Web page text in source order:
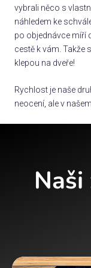
vybrali něco s
náhledem ke
po objednávce míří
cestě k vám. Takže
klepou na dveře!
Rychlost je naše
neocení, ale v
Naši